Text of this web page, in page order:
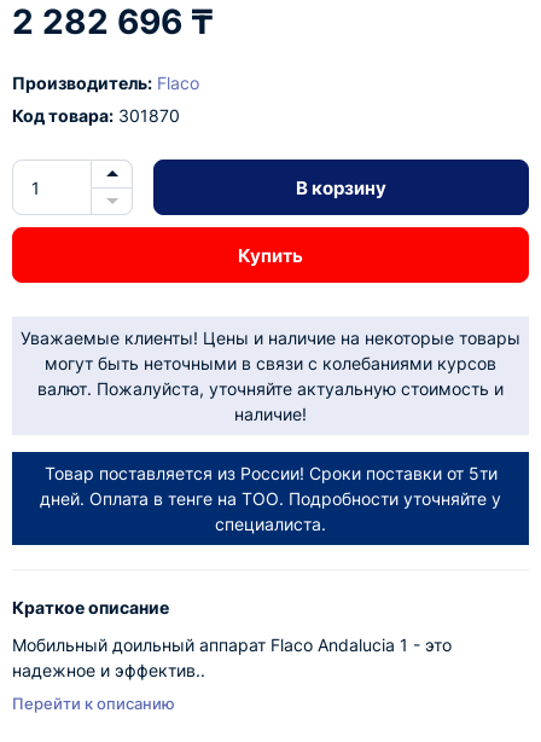
2 282 696 ₸
Производитель: Flaco
Код товара: 301870
В корзину
Купить
Уважаемые клиенты! Цены и наличие на некоторые товары
могут быть неточными в связи с колебаниями курсов
валют. Пожалуйста, уточняйте актуальную стоимость и
наличие!
Товар поставляется из России! Сроки поставки от 5ти
дней. Оплата в тенге на ТОО. Подробности уточняйте у
специалиста.
Краткое описание
Мобильный доильный аппарат Flaco Andalucia 1 - это
надежное и эффектив..
Перейти к описанию